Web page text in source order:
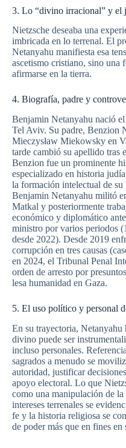
3. Lo “divino irracional” y el
Nietzsche deseaba una
imbricada en lo terrenal. El
Netanyahu manifiesta esa
ascetismo cristiano, sino una
afirmarse en la tierra.
4. Biografía, padre y
Benjamin Netanyahu nació
Tel Aviv. Su padre, Benzion
Mieczysław Miekowsky en
tarde cambió su apellido tras
Benzion fue un prominente
especializado en historia
la formación intelectual de su
Benjamin Netanyahu militó
Matkal y posteriormente
económico y diplomático
ministro por varios periodos
desde 2022). Desde 2019
corrupción en tres causas
en 2024, el Tribunal Penal
orden de arresto por
lesa humanidad en Gaza.
5. El uso político y personal
En su trayectoria, Netanyahu
divino puede ser
incluso personales.
sagrados a menudo se
autoridad, justificar
apoyo electoral. Lo que
como una manipulación de
intereses terrenales se
fe y la historia religiosa se
de poder más que en fines en